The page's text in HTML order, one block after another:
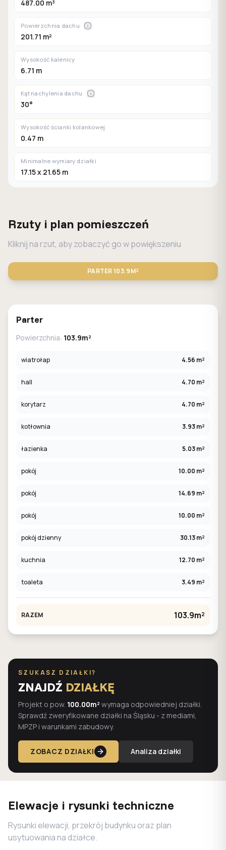
487.00 m³
Powierzchnia dachu
201.71 m²
Wysokość kalenicy
6.71 m
Kąt nachylenia dachu
30°
Wysokość ścianki kolankowej
0.47 m
Minimalne wymiary działki
17.15 x 21.65 m
Rzuty i plan pomieszczeń
Kliknij na rzut, aby zobaczyć go w powiększeniu
PARTER103.9M²
Parter
Powierzchnia: 103.9m²
wiatrołap 4.56 m²
hall 4.70 m²
korytarz 4.70 m²
kotłownia 3.93 m²
łazienka 5.03 m²
pokój 10.00 m²
pokój 14.69 m²
pokój 10.00 m²
pokój dzienny 30.13 m²
kuchnia 12.70 m²
toaleta 3.49 m²
RAZEM 103.9m²
SZUKASZ DZIAŁKI?
ZNAJDŹ DZIAŁKĘ
Projekt o pow. 100.00m² wymaga odpowiedniej działki.
Sprawdź zweryfikowane działki na Śląsku - z mediami,
MPZP i warunkami zabudowy.
ZOBACZ DZIAŁKI Analiza działki
Elewacje i rysunki techniczne
Rysunki elewacji, przekrój budynku oraz plan
usytuowania na działce.